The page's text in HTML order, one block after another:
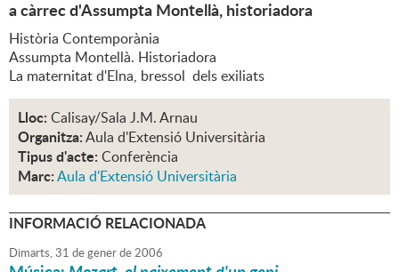
a càrrec d'Assumpta Montellà, historiadora
Història Contemporània
Assumpta Montellà. Historiadora
La maternitat d'Elna, bressol dels exiliats
Lloc: Calisay/Sala J.M. Arnau
Organitza:Aula d'Extensió Universitària
Tipus d'acte: Conferència
Marc:Aula d'Extensió Universitària
INFORMACIÓ RELACIONADA
Dimarts,31 degenerde2006